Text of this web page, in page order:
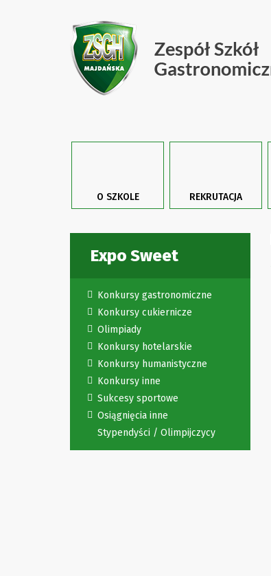
O SZKOLE REKRUTACJA
Expo Sweet
Konkursy gastronomiczne
Konkursy cukiernicze
Olimpiady
Konkursy hotelarskie
Konkursy humanistyczne
Konkursy inne
Sukcesy sportowe
Osiągnięcia inne
Stypendyści / Olimpijczycy